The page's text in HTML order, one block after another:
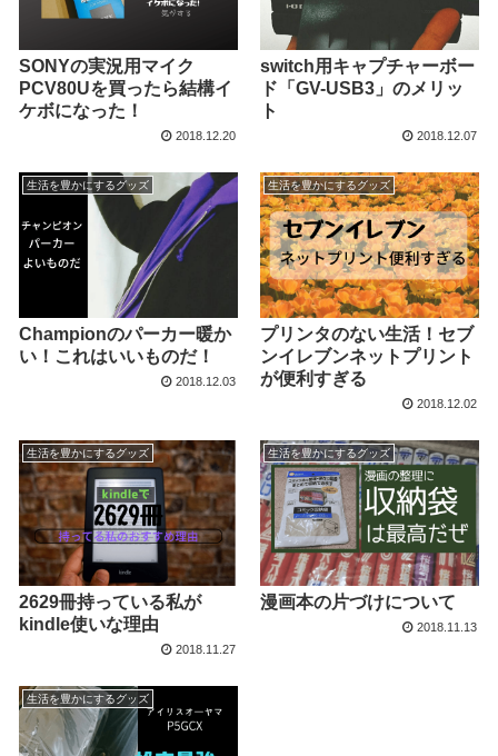
SONYの実況用マイク
PCV80Uを買ったら結構イ
ケボになった！
2018.12.20
switch用キャプチャーボー
ド「GV-USB3」のメリッ
ト
2018.12.07
生活を豊かにするグッズ
Championのパーカー暖か
い！これはいいものだ！
2018.12.03
生活を豊かにするグッズ
プリンタのない生活！セブ
ンイレブンネットプリント
が便利すぎる
2018.12.02
生活を豊かにするグッズ
2629冊持っている私が
kindle使いな理由
2018.11.27
生活を豊かにするグッズ
漫画本の片づけについて
2018.11.13
生活を豊かにするグッズ